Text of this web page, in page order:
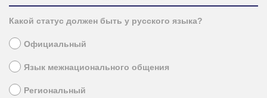
Какой статус должен быть у русского языка?
Официальный
Язык межнационального общения
Региональный